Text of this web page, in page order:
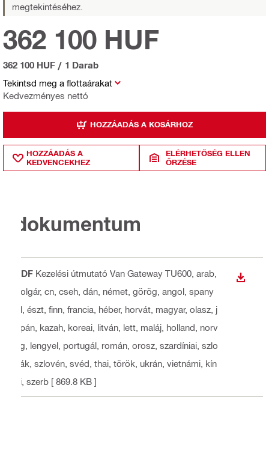
megtekintéséhez.
Tekintsd meg a flottaárakat
Kedvezményes nettó
362 100 HUF
362 100 HUF / 1 Darab
HOZZÁADÁS A KOSÁRHOZ
HOZZÁADÁS A
KEDVENCEKHEZ
ELÉRHETŐSÉG ELLEN
ŐRZÉSE
dokumentum
PDF Kezelési útmutató Van Gateway TU600 , arab,
bolgár, cn, cseh, dán, német, görög, angol, spany
ol, észt, finn, francia, héber, horvát, magyar, olasz, j
apán, kazah, koreai, litván, lett, maláj, holland, norv
ég, lengyel, portugál, román, orosz, szardíniai, szlo
vák, szlovén, svéd, thai, török, ukrán, vietnámi, kín
ai, szerb [ 869.8 KB ]